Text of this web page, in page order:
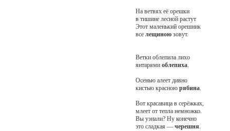
На ветвях её орешки
в тишине лесной растут
Этот маленький орешник
все лещиною зовут.
Ветки облепила лихо
янтарями облепиха.
Осенью алеет дивно
кистью красною рябина.
Вот красавица в серёжках,
млеет от тепла немножко.
Вы узнали? Ну конечно
это сладкая — черешня